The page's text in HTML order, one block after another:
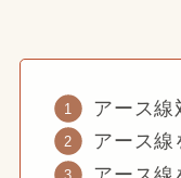
アース線
アース線